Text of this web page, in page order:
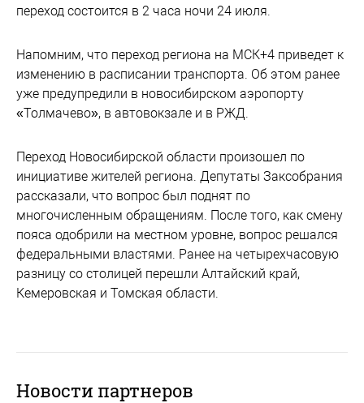
переход состоится в 2 часа ночи 24 июля.
Напомним, что переход региона на МСК+4 приведет к
изменению в расписании транспорта. Об этом ранее
уже предупредили в новосибирском аэропорту
«Толмачево», в автовокзале и в РЖД.
Переход Новосибирской области произошел по
инициативе жителей региона. Депутаты Заксобрания
рассказали, что вопрос был поднят по
многочисленным обращениям. После того, как смену
пояса одобрили на местном уровне, вопрос решался
федеральными властями. Ранее на четырехчасовую
разницу со столицей перешли Алтайский край,
Кемеровская и Томская области.
Новости партнеров